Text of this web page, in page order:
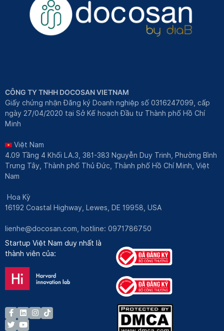
CÔNG TY TNHH DOCOSAN VIETNAM
Giấy chứng nhận Đăng ký Doanh nghiệp số 0316247099, cấp
ngày 27/04/2020 tại Sở Kế hoạch Đầu tư Thành phố Hồ Chí
Minh
Việt Nam
4.09 Tầng 4 Khối LA.3, 381-383 Nguyễn Duy Trinh, Phường Bình
Trưng Tây, Thành phố Thủ Đức, Thành phố Hồ Chí Minh, Việt
Nam
Hoa Kỳ
16192 Coastal Highway, Lewes, DE 19958, USA
lienhe@docosan.com, hotline: 0971786750
Startup Việt Nam duy nhất là
thành viên của: